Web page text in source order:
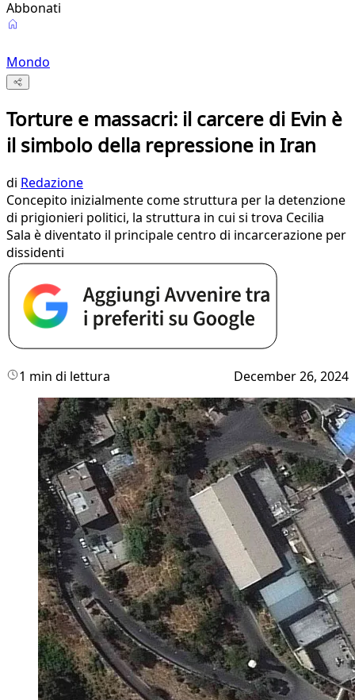
Abbonati
Mondo
Torture e massacri: il carcere di Evin è
il simbolo della repressione in Iran
di Redazione
Concepito inizialmente come struttura per la detenzione
di prigionieri politici, la struttura in cui si trova Cecilia
Sala è diventato il principale centro di incarcerazione per
dissidenti
1 min di lettura December 26, 2024